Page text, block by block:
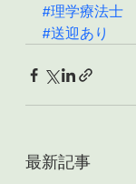
#理学療法士
#送迎あり
最新記事